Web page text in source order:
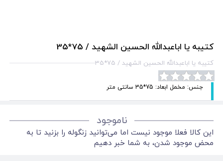
کتیبه یا اباعبدالله الحسین الشهید / 75*35
کتیبه یا اباعبدالله الحسین الشهید / 75*35
جنس: مخمل ابعاد: 75*35 سانتی متر
ناموجود
این کالا فعلا موجود نیست اما می‌توانید زنگوله را بزنید تا به
محض موجود شدن، به شما خبر دهیم